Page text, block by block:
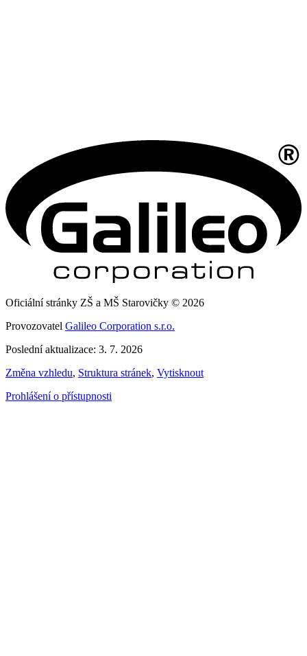
Oficiální stránky ZŠ a MŠ Starovičky © 2026
Provozovatel Galileo Corporation s.r.o.
Poslední aktualizace: 3. 7. 2026
Změna vzhledu, Struktura stránek, Vytisknout
Prohlášení o přístupnosti